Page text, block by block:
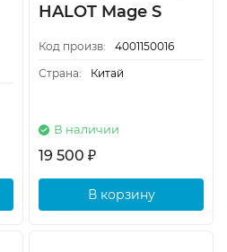
HALOT Mage S
Код произв:
4001150016
Страна:
Китай
В наличии
19 500 ₽
В корзину